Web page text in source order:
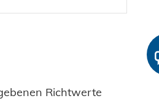
Richtwerte